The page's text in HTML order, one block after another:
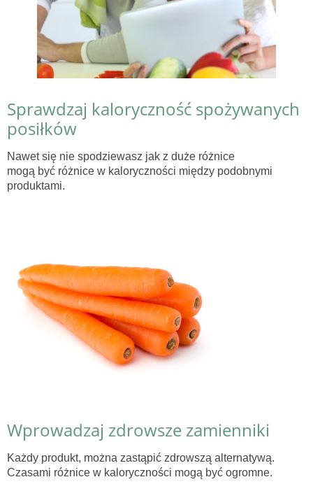
Sprawdzaj kaloryczność spożywanych
posiłków
Nawet się nie spodziewasz jak z duże różnice
mogą być różnice w kaloryczności między podobnymi
produktami.
Wprowadzaj zdrowsze zamienniki
Każdy produkt, można zastąpić zdrowszą alternatywą.
Czasami różnice w kaloryczności mogą być ogromne.